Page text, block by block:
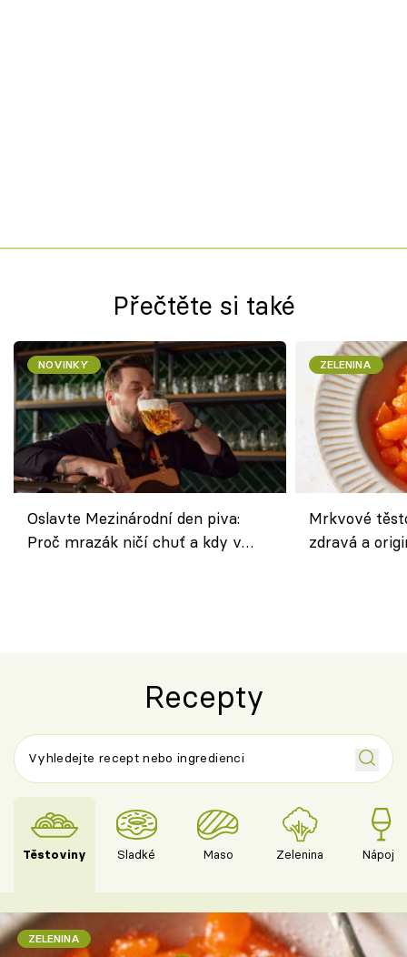
Přečtěte si také
NOVINKY
Oslavte Mezinárodní den piva:
Proč mrazák ničí chuť a kdy v
ZELENINA
Mrkvové
zdravá a
Recepty
Těstoviny Sladké Maso Zelenina Nápoje
ZELENINA